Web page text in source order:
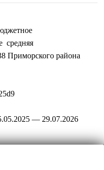
средняя
Приморского района
— 29.07.2026